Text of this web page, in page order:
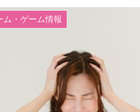
ム・ゲーム情報